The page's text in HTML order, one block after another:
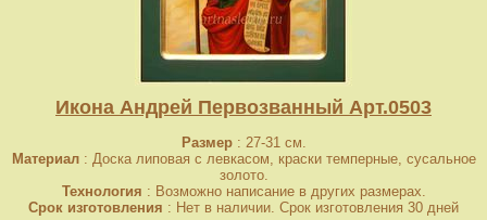
Икона Андрей Первозванный Арт.0503
Размер: 27-31 см.
Материал: Доска липовая с левкасом, краски темперные, сусальное
золото.
Технология : Возможно написание в других размерах.
Срок изготовления : Нет в наличии. Срок изготовления 30 дней